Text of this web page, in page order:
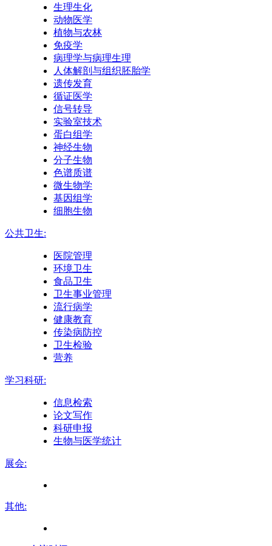
生理生化
动物医学
植物与农林
免疫学
病理学与病理生理
人体解剖与组织胚胎学
遗传发育
循证医学
信号转导
实验室技术
蛋白组学
神经生物
分子生物
色谱质谱
微生物学
基因组学
细胞生物
公共卫生:
医院管理
环境卫生
食品卫生
卫生事业管理
流行病学
健康教育
传染病防控
卫生检验
营养
学习科研:
信息检索
论文写作
科研申报
生物与医学统计
展会:
其他: